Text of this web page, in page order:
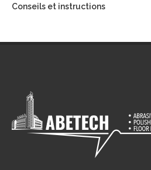
Conseils et instructions